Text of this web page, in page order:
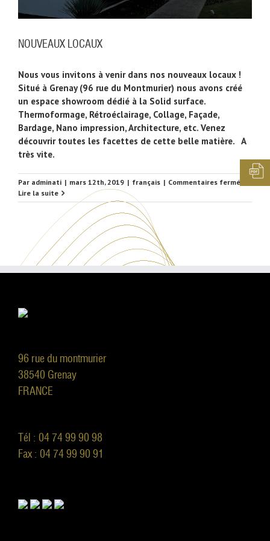
NOUVEAUX LOCAUX
Nous vous invitons à venir dans nos nouveaux locaux !
Situé à Grenay (96 rue du Montmurier) nous avons créé
un espace showroom dédié à la Solid surface.
Thermoformage, Rétroéclairage, Collage, Façade,
Bardage, Nano impression, Architecture, etc. Venez
découvrir toutes les facettes de cette belle matière. A
très vite.
Par adminati | mars 12th, 2019 | français | Commentaires fermés
sur
LOCAUX
Lire la suite
96 rue du montmurier
38540 Grenay
FRANCE
Tél : 04 74 99 90 98
Fax : 04 74 99 90 91